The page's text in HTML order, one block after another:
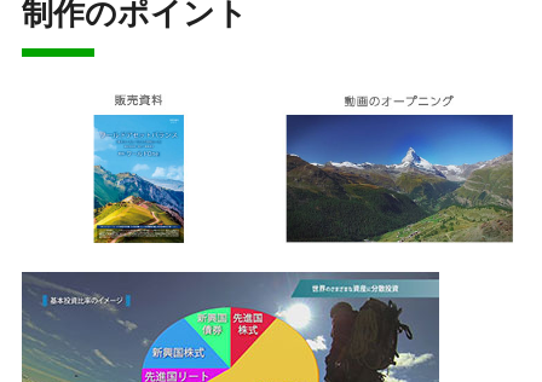
制作のポイント